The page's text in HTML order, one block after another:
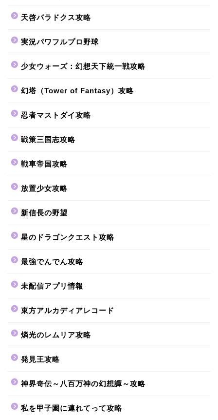
天啓パラドクス攻略
実況パワフルプロ野球
少女ウォーズ：幻想天下統一戦攻略
幻塔（Tower of Fantasy）攻略
忍者マストダイ攻略
戦策三国志攻略
戦車帝国攻略
放置少女攻略
新信長の野望
星のドラゴンクエスト攻略
最強でんでん攻略
未配信アプリ情報
東方アルカディアレコード
燐光のレムリア攻略
発見王攻略
神界奇伝～八百万神の幻想譚～攻略
私を甲子園に連れてって攻略